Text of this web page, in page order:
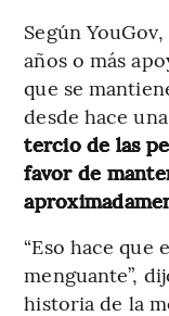
Según
años o más
que se
desde hace
tercio de las
favor de
“Eso hace que
menguante”,
historia de la